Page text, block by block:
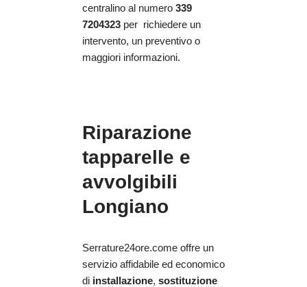
centralino al numero 339
7204323 per richiedere un
intervento, un preventivo o
maggiori informazioni.
Riparazione
tapparelle e
avvolgibili
Longiano
Serrature24ore.come offre un
servizio affidabile ed economico
di installazione, sostituzione